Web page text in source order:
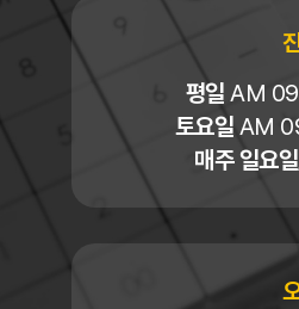
평일 AM
토요일 AM
매주 일요